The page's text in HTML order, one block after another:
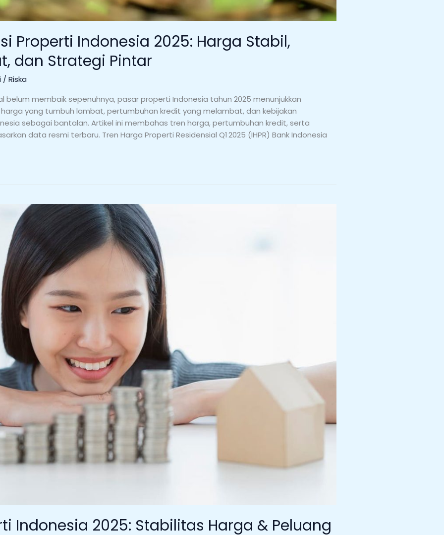
Properti Indonesia 2025: Harga Stabil,
dan Strategi Pintar
/ Riska
belum membaik sepenuhnya, pasar properti Indonesia tahun 2025 menunjukkan
yang tumbuh lambat, pertumbuhan kredit yang melambat, dan kebijakan
sebagai bantalan. Artikel ini membahas tren harga, pertumbuhan kredit, serta
data resmi terbaru. Tren Harga Properti Residensial Q1 2025 (IHPR) Bank Indonesia
Indonesia 2025: Stabilitas Harga & Peluang